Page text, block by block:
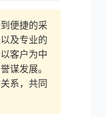
便捷的采
及专业的
客户为中
谋发展。
系，共同